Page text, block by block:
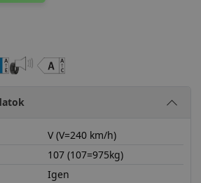
V (V=240 km/h)
107 (107=975kg)
Igen